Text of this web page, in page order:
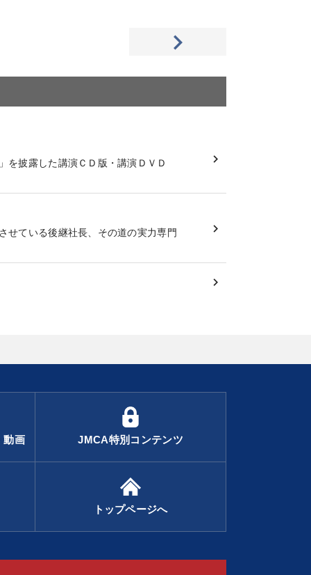
を披露した講演ＣＤ版・講演ＤＶＤ
せている後継社長、その道の実力専門
動画 JMCA特別コンテンツ
トップページへ